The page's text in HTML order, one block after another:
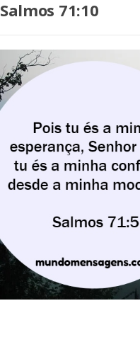
Salmos 71:10